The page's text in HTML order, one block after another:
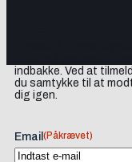
indbakke. Ved at
du samtykke til at
dig igen.
Email (Påkrævet)